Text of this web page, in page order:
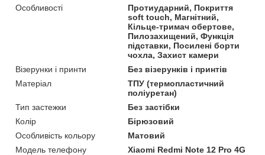
Особливості
Протиударний, Покриття
soft touch, Магнітний,
Кільце-тримач обертове,
Пилозахищений, Функція
підставки, Посилені борти
чохла, Захист камери
Візерунки і принти
Без візерунків і принтів
Матеріал
ТПУ (термопластичний
поліуретан)
Тип застежки
Без застібки
Колір
Бірюзовий
Особливість кольору
Матовий
Модель телефону
Xiaomi Redmi Note 12 Pro 4G